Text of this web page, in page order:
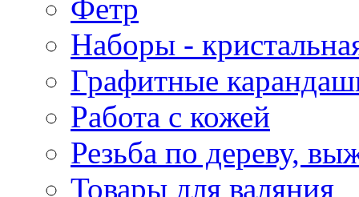
Фетр
Наборы -
Графитные
Работа с кожей
Резьба по дереву,
Товары для валяния